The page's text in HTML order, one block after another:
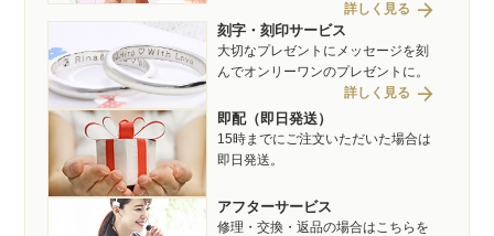
詳しく見る arrow_forward
刻字・刻印サービス
大切なプレゼントにメッセージを刻
んでオンリーワンのプレゼントに。
詳しく見る arrow_forward
即配（即日発送）
15時までにご注文いただいた場合は
即日発送。
アフターサービス
修理・交換・返品の場合はこちらを